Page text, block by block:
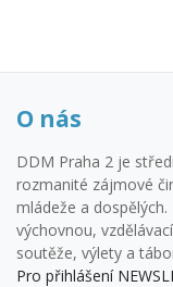
O nás
DDM Praha 2 je
rozmanité zájmové
mládeže a
výchovnou,
soutěže, výlety a
Pro přihlášení